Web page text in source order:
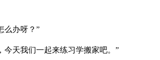
么办呀？”
今天我们一起来练习学搬家吧。”